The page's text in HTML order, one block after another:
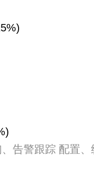
告警跟踪 配置